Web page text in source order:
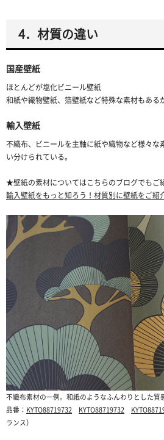
4．材質の違い
国産壁紙
ほとんどが塩化ビニール壁紙
和紙や織物壁紙、箔壁紙など特殊な素材もある
輸入壁紙
不織布、ビニールを主軸に紙や織物など様々な
い分けられている。
★壁紙の素材についてはこちらのブログでもご
輸入壁紙をもっと知ろう！材質別に壁紙をご紹
不織布素材の一例。和紙のようなふんわりとした質
品番： KYTO88719732 KYTO88719732
ランス）